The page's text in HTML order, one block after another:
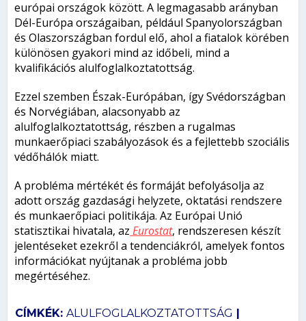
európai országok között. A legmagasabb arányban
Dél-Európa országaiban, például Spanyolországban
és Olaszországban fordul elő, ahol a fiatalok körében
különösen gyakori mind az időbeli, mind a
kvalifikációs alulfoglalkoztatottság.
Ezzel szemben Észak-Európában, így Svédországban
és Norvégiában, alacsonyabb az
alulfoglalkoztatottság, részben a rugalmas
munkaerőpiaci szabályozások és a fejlettebb szociális
védőhálók miatt.
A probléma mértékét és formáját befolyásolja az
adott ország gazdasági helyzete, oktatási rendszere
és munkaerőpiaci politikája. Az Európai Unió
statisztikai hivatala, az Eurostat, rendszeresen készít
jelentéseket ezekről a tendenciákról, amelyek fontos
információkat nyújtanak a probléma jobb
megértéséhez.
CÍMKÉK: ALULFOGLALKOZTATOTTSÁG